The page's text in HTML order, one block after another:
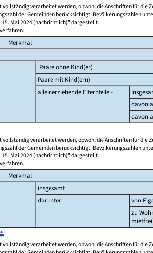
verarbeitet werden, obwohl die Anschriften für die
der Gemeinden berücksichtigt. Bevölkerungszahlen
15. Mai 2024 (nachrichtlich)" dargestellt.
Merkmal
Paare ohne Kind(er)
Paare mit Kind(ern)
alleinerziehende Elternteile -
davon
davon
verarbeitet werden, obwohl die Anschriften für die
der Gemeinden berücksichtigt. Bevölkerungszahlen
15. Mai 2024 (nachrichtlich)" dargestellt.
Merkmal
insgesamt
darunter
von
zu
mietfrei)
verarbeitet werden, obwohl die Anschriften für die